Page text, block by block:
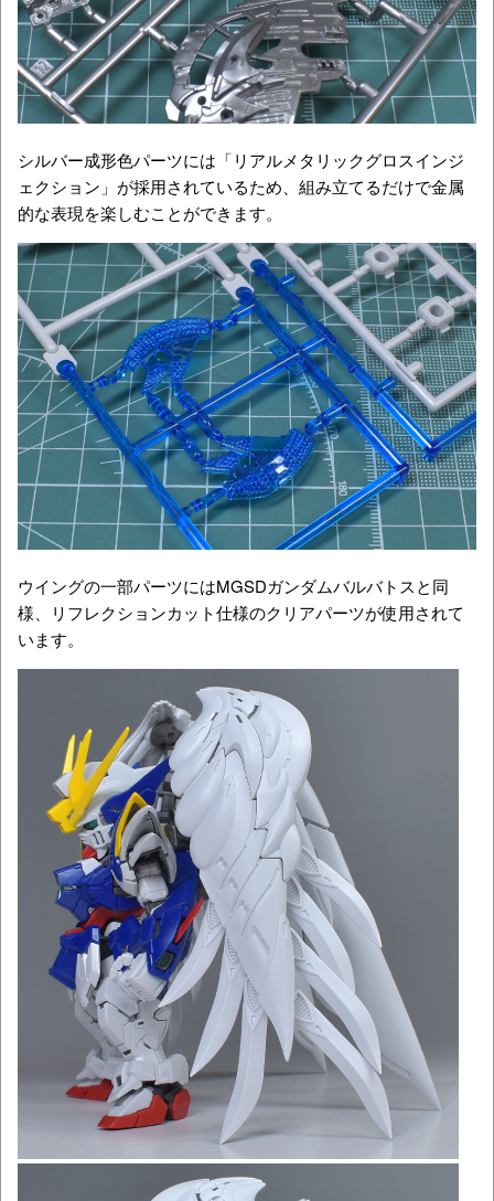
シルバー成形色パーツには「リアルメタリックグロスインジ
ェクション」が採用されているため、組み立てるだけで金属
的な表現を楽しむことができます。
ウイングの一部パーツにはMGSDガンダムバルバトスと同
様、リフレクションカット仕様のクリアパーツが使用されて
います。